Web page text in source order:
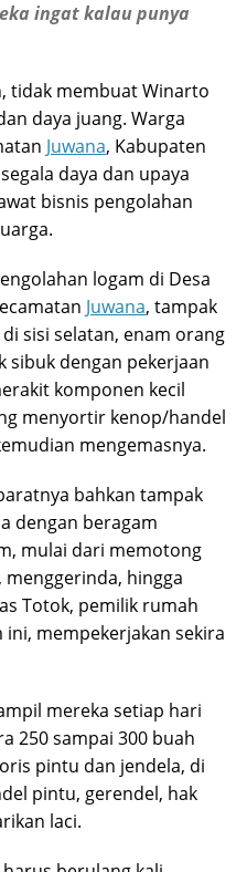
ingat kalau punya
tidak membuat Winarto
daya juang. Warga
Juwana, Kabupaten
daya dan upaya
bisnis pengolahan
logam di Desa
Juwana, tampak
sisi selatan, enam orang
sibuk dengan pekerjaan
komponen kecil
menyortir kenop/handel
mengemasnya.
bahkan tampak
dengan beragam
mulai dari memotong
hingga
Totok, pemilik rumah
mempekerjakan sekira
mereka setiap hari
250 sampai 300 buah
pintu dan jendela, di
pintu, gerendel, hak
laci.